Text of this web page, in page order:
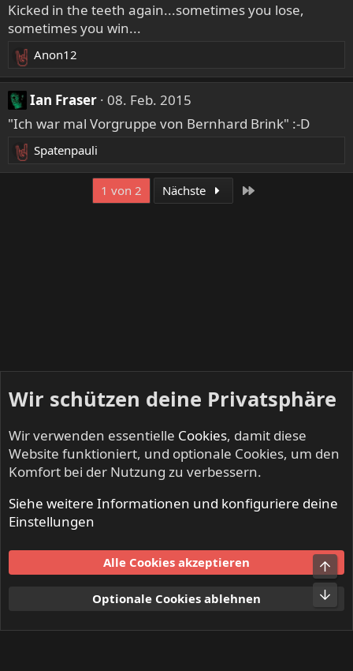
Kicked in the teeth again...sometimes you lose,
sometimes you win...
R
e
a
k
t
o
n
Anon12
Ian Fraser 08. Feb. 2015
"Ich war mal Vorgruppe von Bernhard Brink" :-D
R
e
Spatenpauli
1 von 2 Nächste
Mitglieder
Nutzungsbedingungen
Datenschutz
S
Wir schützen deine Privatsphäre
Wir verwenden essentielle Cookies, damit diese
Website funktioniert, und optionale Cookies, um den
Komfort bei der Nutzung zu verbessern.
Siehe weitere Informationen und konfiguriere deine
Einstellungen
Alle Cookies akzeptieren
Optionale Cookies ablehnen